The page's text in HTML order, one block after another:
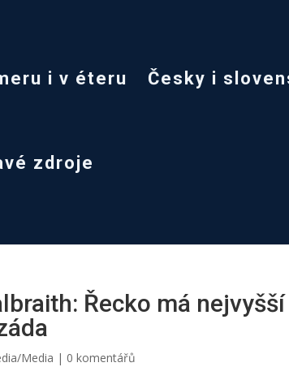
i v éteru Česky i
zdroje
Řecko má
Media | 0 komentářů